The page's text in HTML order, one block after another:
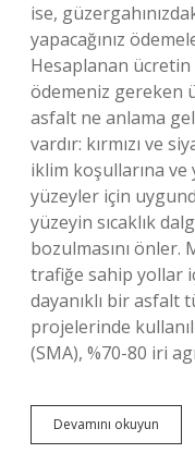
ise,
yapacağınız
Hesaplanan ücretin
ödemeniz gereken
asfalt ne anlama
vardır: kırmızı ve
iklim koşullarına
yüzeyler için
yüzeyin sıcaklık
bozulmasını önler.
trafiğe sahip yollar
dayanıklı bir asfalt
projelerinde
(SMA), %70-80 iri
Devamını okuyun
Gazi